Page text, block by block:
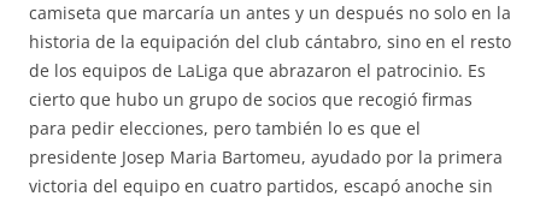
camiseta que marcaría un antes y un después no solo en la
historia de la equipación del club cántabro, sino en el resto
de los equipos de LaLiga que abrazaron el patrocinio. Es
cierto que hubo un grupo de socios que recogió firmas
para pedir elecciones, pero también lo es que el
presidente Josep Maria Bartomeu, ayudado por la primera
victoria del equipo en cuatro partidos, escapó anoche sin